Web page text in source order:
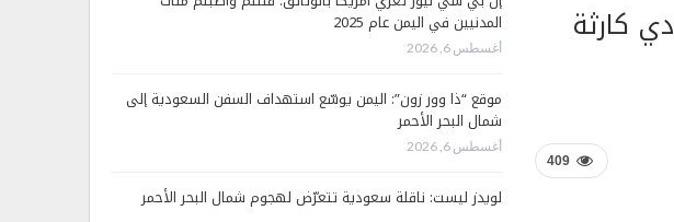
كارثة
409
المدنيين في اليمن عام 2025
أغسطس 6, 2026
موقع “ذا وور زون”: اليمن يوسّع استهداف السفن السعودية إلى
شمال البحر الأحمر
أغسطس 6, 2026
لويدز ليست: ناقلة سعودية تتعرّض لهجوم شمال البحر الأحمر